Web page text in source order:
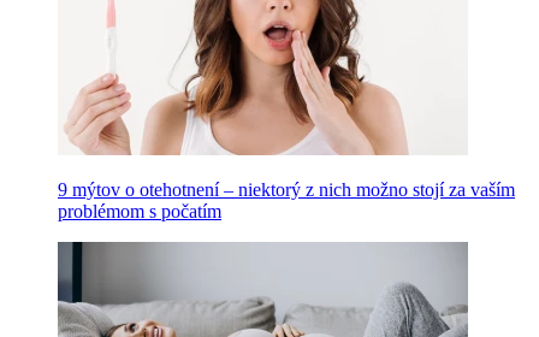
9 mýtov o otehotnení – niektorý z nich možno stojí za vaším
problémom s počatím